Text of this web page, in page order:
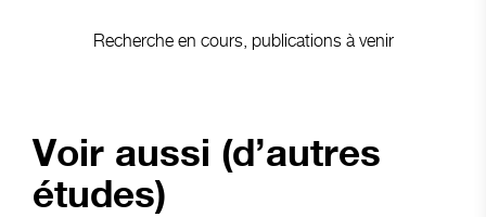
Recherche en cours, publications à venir
Voir aussi (d’autres
études)